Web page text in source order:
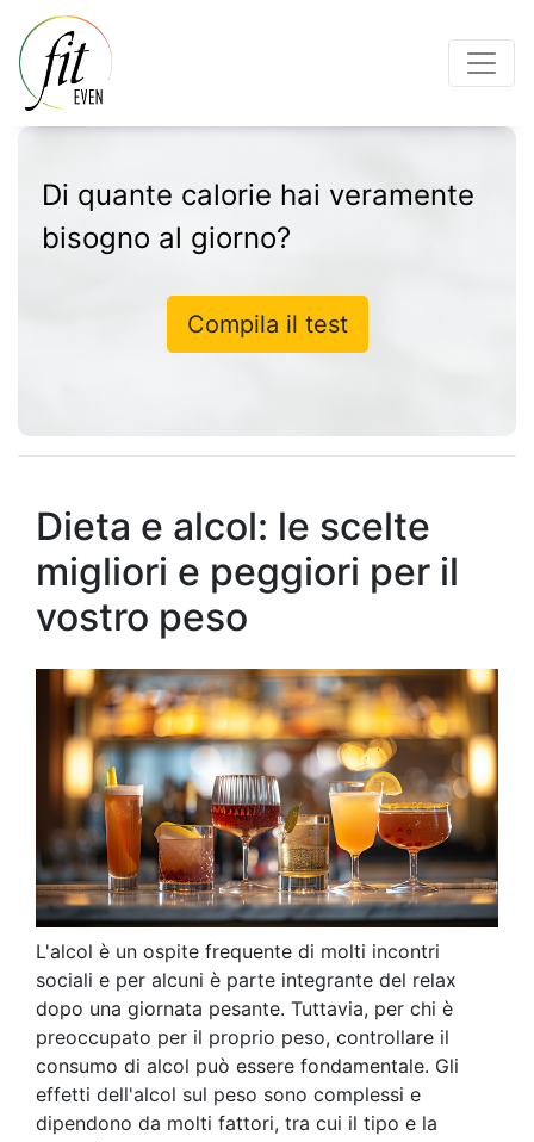
Di quante calorie hai veramente
bisogno al giorno?
Compila il test
Dieta e alcol: le scelte
migliori e peggiori per il
vostro peso
L'alcol è un ospite frequente di molti incontri
sociali e per alcuni è parte integrante del relax
dopo una giornata pesante. Tuttavia, per chi è
preoccupato per il proprio peso, controllare il
consumo di alcol può essere fondamentale. Gli
effetti dell'alcol sul peso sono complessi e
dipendono da molti fattori, tra cui il tipo e la